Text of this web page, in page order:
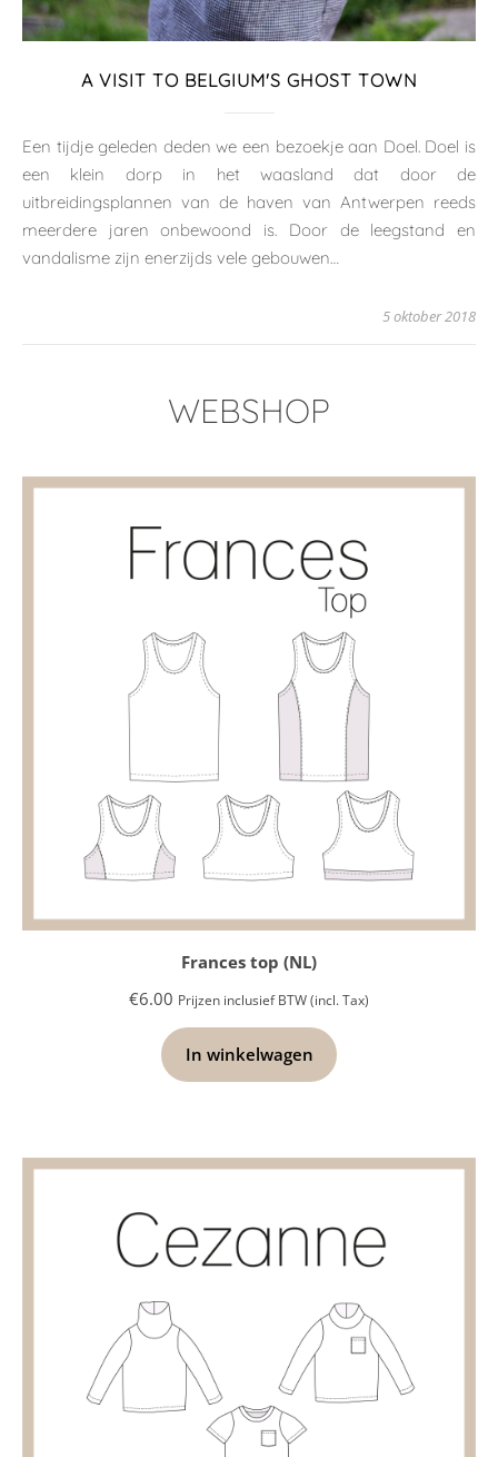
A VISIT TO BELGIUM'S GHOST TOWN
Een tijdje geleden deden we een bezoekje aan Doel. Doel is
een klein dorp in het waasland dat door de
uitbreidingsplannen van de haven van Antwerpen reeds
meerdere jaren onbewoond is. Door de leegstand en
vandalisme zijn enerzijds vele gebouwen…
5 oktober 2018
WEBSHOP
Frances top (NL)
€6.00 Prijzen inclusief BTW (incl. Tax)
In winkelwagen